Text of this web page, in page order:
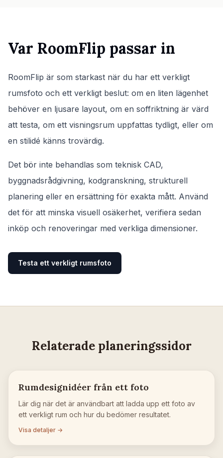
Var RoomFlip passar in
RoomFlip är som starkast när du har ett verkligt
rumsfoto och ett verkligt beslut: om en liten lägenhet
behöver en ljusare layout, om en soffriktning är värd
att testa, om ett visningsrum uppfattas tydligt, eller om
en stilidé känns trovärdig.
Det bör inte behandlas som teknisk CAD,
byggnadsrådgivning, kodgranskning, strukturell
planering eller en ersättning för exakta mått. Använd
det för att minska visuell osäkerhet, verifiera sedan
inköp och renoveringar med verkliga dimensioner.
Testa ett verkligt rumsfoto
Relaterade planeringssidor
Rumdesignidéer från ett foto
Lär dig när det är användbart att ladda upp ett foto av
ett verkligt rum och hur du bedömer resultatet.
Visa detaljer →